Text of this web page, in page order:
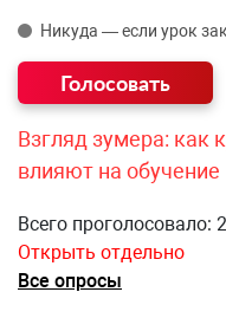
Никуда — если урок
Взгляд зумера: как
влияют на обучение
Всего проголосовало:
Открыть отдельно
Все опросы